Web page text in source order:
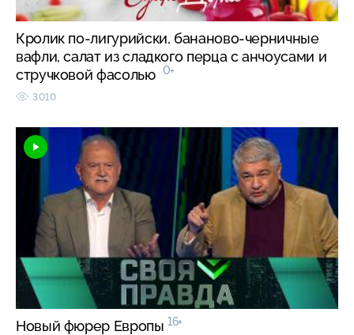
Кролик по-лигурийски, бананово-черничные
вафли, салат из сладкого перца с анчоусами и
стручковой фасолью 0+
3010
Новый фюрер Европы 16+